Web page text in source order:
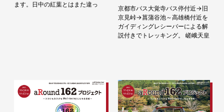
ます。日中の紅葉とはまた違っ
京都市バス大覚寺バス停付近→旧
京見峠→菖蒲谷池～高雄橋付近を
ガイディングレシーバーによる解
説付きでトレッキング。 嵯峨天皇